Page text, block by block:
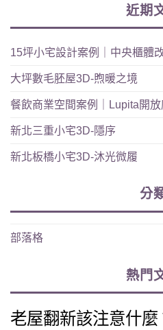
近期
15坪小宅設計案例｜中央櫃體
大坪數毛胚屋3D-煦暖之境
餐飲商業空間案例｜Lupita開
新北三重小宅3D-隱序
新北板橋小宅3D-沐光微履
分
部落格
熱門
老屋翻新該注意什